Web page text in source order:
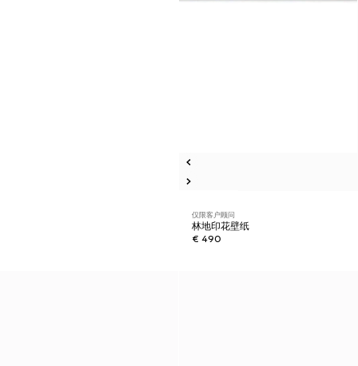
仅限客户顾问
林地印花壁纸
€ 490